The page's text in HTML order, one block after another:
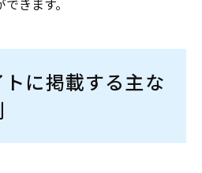
きます。
に掲載する主な